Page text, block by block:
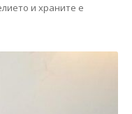
и храните е